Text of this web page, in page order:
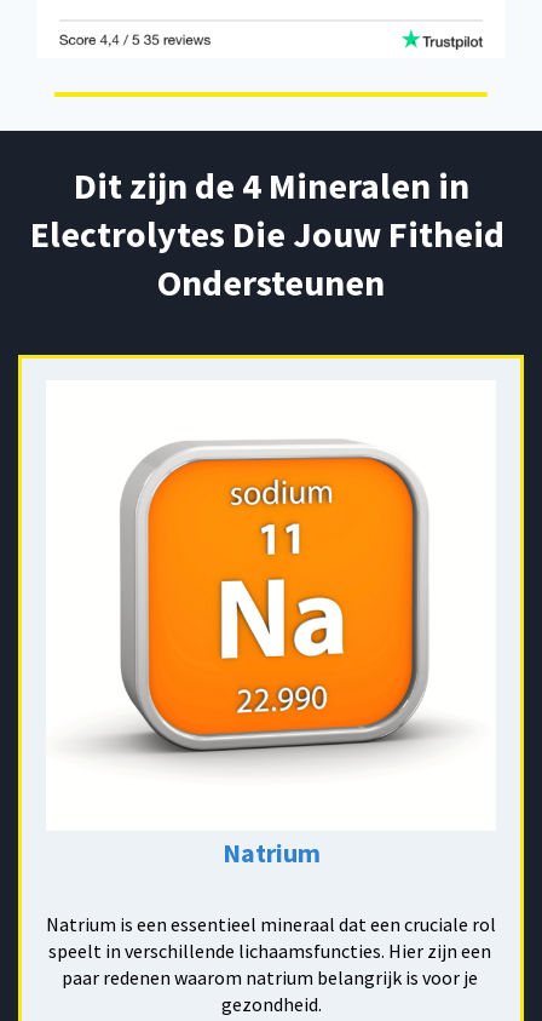
Electrolytes Die Jouw Fitheid
Ondersteunen
Natrium
Natrium is een essentieel mineraal dat een cruciale rol
speelt in verschillende lichaamsfuncties. Hier zijn een
paar redenen waarom natrium belangrijk is voor je
gezondheid.